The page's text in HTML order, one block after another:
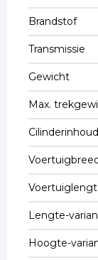
Brandstof
Transmissie
Gewicht
Max.
Cilinderinhoud
Lengte-
Hoogte-